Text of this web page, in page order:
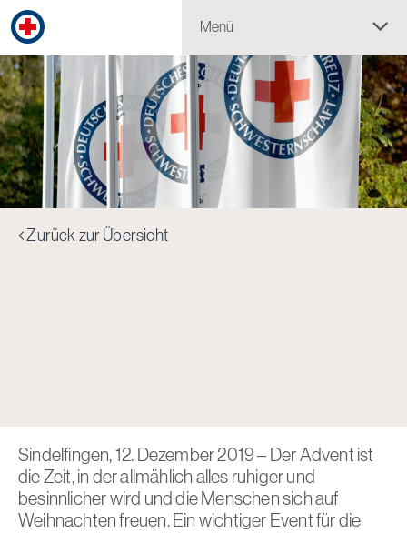
Menü
Zurück zur Übersicht
Sindelfingen, 12. Dezember 2019 – Der Advent ist
die Zeit, in der allmählich alles ruhiger und
besinnlicher wird und die Menschen sich auf
Weihnachten freuen. Ein wichtiger Event für die